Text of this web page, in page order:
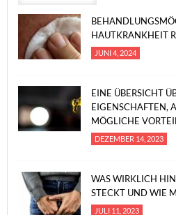
HAUTKRANKHEIT
JUNI 4, 2024
EINE ÜBERSICHT
EIGENSCHAFTEN,
MÖGLICHE
DEZEMBER 14, 2023
WAS WIRKLICH
STECKT UND WIE
JULI 11, 2023